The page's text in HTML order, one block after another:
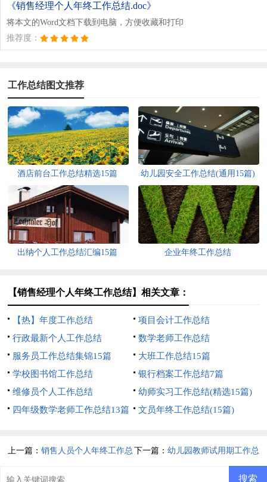
《销售经理个人年终工作总结.doc》
将本文的Word文档下载到电脑，方便收藏和打印
推荐度：
工作总结图文推荐
酒店前台工作总结精选15篇 幼儿园安全工作总结(通用15篇)
出纳个人工作总结汇编15篇 企业年终工作总结
【销售经理个人年终工作总结】相关文章：
【热】年度工作总结
项目会计工作总结
行政最新个人工作总结
数学老师工作总结
服务员工作总结集锦15篇
大班工作总结15篇
学校图书馆工作总结
银行档案工作总结7篇
维修员个人工作总结
幼师实习工作总结(精选15篇)
四年级数学老师工作总结13篇
文员年终工作总结(15篇)
上一篇：销售人员个人年终工作总 下一篇： 幼儿园教师试用期工作总